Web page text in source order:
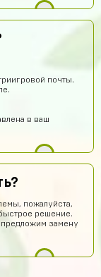
почты.
в ваш
пожалуйста,
решение.
предложим замену
9 часов назад
8 часов назад
ценам
всё приходит